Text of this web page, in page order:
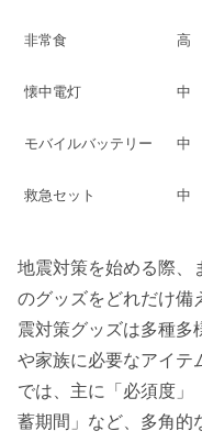
非常食 高
懐中電灯 中
モバイルバッテリー 中
救急セット 中
地震対策を始める際、
のグッズをどれだけ備
震対策グッズは多種多
や家族に必要なアイテ
では、主に「必須度」
蓄期間」など、多角的